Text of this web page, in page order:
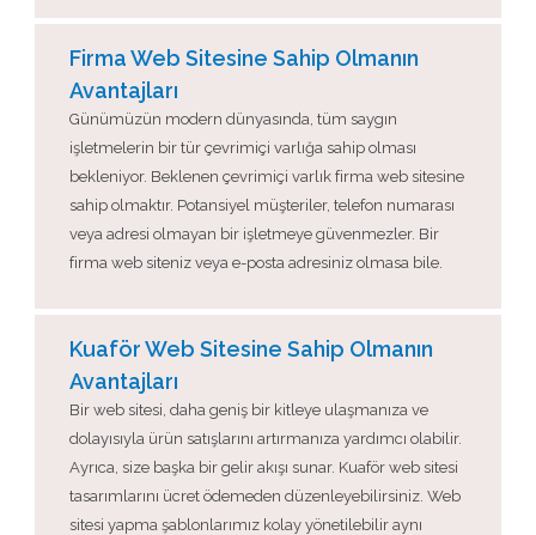
Firma Web Sitesine Sahip Olmanın
Avantajları
Günümüzün modern dünyasında, tüm saygın
işletmelerin bir tür çevrimiçi varlığa sahip olması
bekleniyor. Beklenen çevrimiçi varlık firma web sitesine
sahip olmaktır. Potansiyel müşteriler, telefon numarası
veya adresi olmayan bir işletmeye güvenmezler. Bir
firma web siteniz veya e-posta adresiniz olmasa bile.
Kuaför Web Sitesine Sahip Olmanın
Avantajları
Bir web sitesi, daha geniş bir kitleye ulaşmanıza ve
dolayısıyla ürün satışlarını artırmanıza yardımcı olabilir.
Ayrıca, size başka bir gelir akışı sunar. Kuaför web sitesi
tasarımlarını ücret ödemeden düzenleyebilirsiniz. Web
sitesi yapma şablonlarımız kolay yönetilebilir aynı